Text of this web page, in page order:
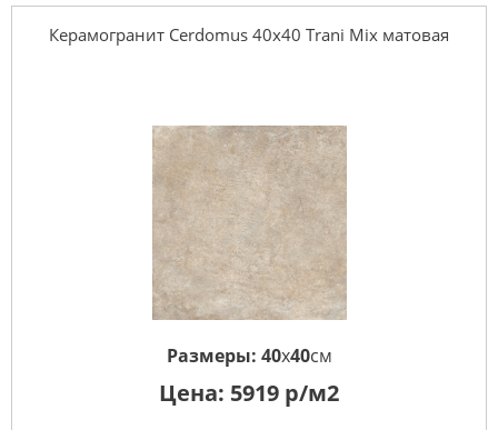
Керамогранит Cerdomus 40x40 Trani Mix матовая
Размеры: 40x40см
Цена: 5919 р/м2